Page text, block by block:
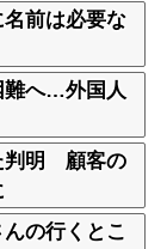
名前は必要な
難へ…外国人
判明 顧客の
の行くとこ